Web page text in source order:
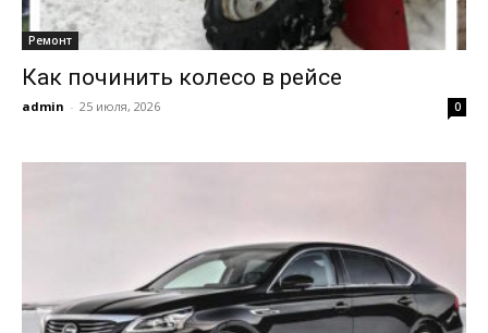
Ремонт
Как починить колесо в рейсе
admin - 25 июля, 2026 0